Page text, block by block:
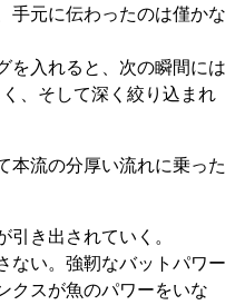
手元に伝わったのは僅かな
を入れると、次の瞬間には
、そして深く絞り込まれ
本流の分厚い流れに乗った
引き出されていく。
ない。強靭なバットパワー
クスが魚のパワーをいな